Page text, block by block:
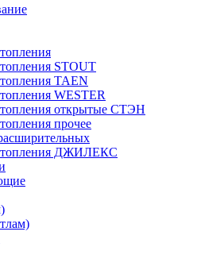
STOUT
TAEN
WESTER
открытые СТЭН
прочее
ДЖИЛЕКС